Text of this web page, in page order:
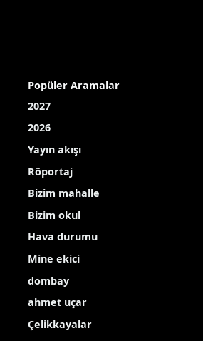
Popüler Aramalar
2027
2026
Yayın akışı
Röportaj
Bizim mahalle
Bizim okul
Hava durumu
Mine ekici
dombay
ahmet uçar
Çelikkayalar